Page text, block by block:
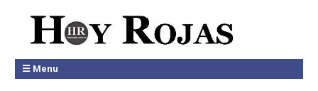
☰ Menu